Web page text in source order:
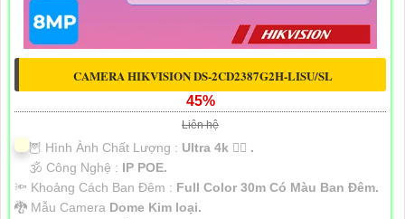
CAMERA HIKVISION DS-2CD2387G2H-LISU/SL
45%
Liên hệ
🦉 Hình Ành Chất Lượng : Ultra 4k 👍🏾 .
🕉️ Công Nghệ : IP POE.
🔦 Khoảng Cách Ban Đêm : Full Color 30m Có Màu Ban Ðêm.
🐉️ Mẫu Camera Dome Kim loại.